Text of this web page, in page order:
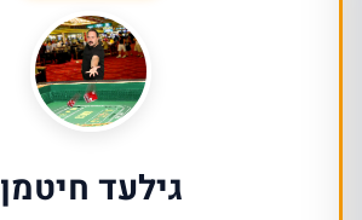
גילעד חיטמן